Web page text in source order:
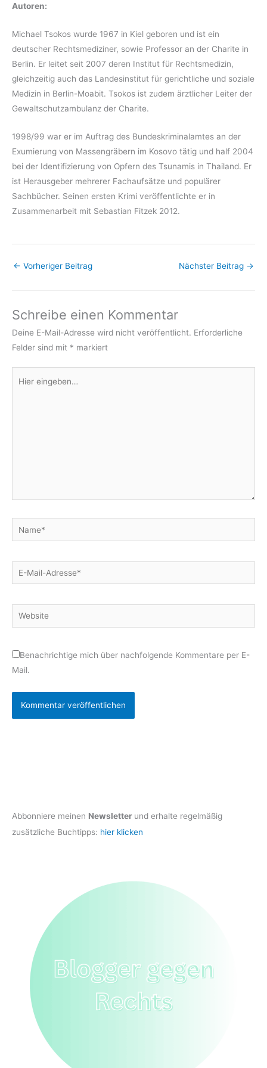
Autoren:
Michael Tsokos wurde 1967 in Kiel geboren und ist ein
deutscher Rechtsmediziner, sowie Professor an der Charite in
Berlin. Er leitet seit 2007 deren Institut für Rechtsmedizin,
gleichzeitig auch das Landesinstitut für gerichtliche und soziale
Medizin in Berlin-Moabit. Tsokos ist zudem ärztlicher Leiter der
Gewaltschutzambulanz der Charite.
1998/99 war er im Auftrag des Bundeskriminalamtes an der
Exumierung von Massengräbern im Kosovo tätig und half 2004
bei der Identifizierung von Opfern des Tsunamis in Thailand. Er
ist Herausgeber mehrerer Fachaufsätze und populärer
Sachbücher. Seinen ersten Krimi veröffentlichte er in
Zusammenarbeit mit Sebastian Fitzek 2012.
← Vorheriger Beitrag Nächster Beitrag →
Schreibe einen Kommentar
Deine E-Mail-Adresse wird nicht veröffentlicht. Erforderliche
Felder sind mit * markiert
eingeben…
Name*
E-
Mail-
Website
Benachrichtige mich über nachfolgende Kommentare per E-
Mail.
Abbonniere meinen Newsletter und erhalte regelmäßig
zusätzliche Buchtipps: hier klicken